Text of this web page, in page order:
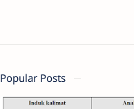
Popular Posts